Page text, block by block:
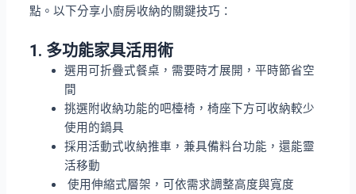
點。以下分享小廚房收納的關鍵技巧：
1. 多功能家具活用術
選用可折疊式餐桌，需要時才展開，平時節省空
間
挑選附收納功能的吧檯椅，椅座下方可收納較少
使用的鍋具
採用活動式收納推車，兼具備料台功能，還能靈
活移動
使用伸縮式層架，可依需求調整高度與寬度